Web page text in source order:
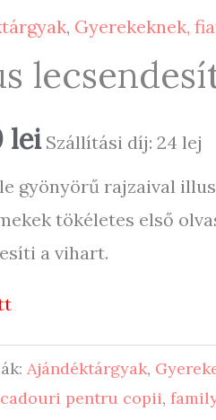
, Gyerekeknek,
lei Szállítási díj: 24 lej
gyönyörű rajzaival
tökéletes első
a vihart.
Ajándéktárgyak,
cadouri pentru copii,